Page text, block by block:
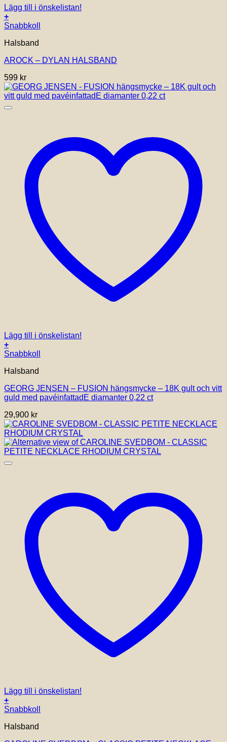
Lägg till i önskelistan!
+
Snabbkoll
Halsband
AROCK – DYLAN HALSBAND
599 kr
Lägg till i önskelistan!
+
Snabbkoll
Halsband
GEORG JENSEN – FUSION hängsmycke – 18K gult och vitt
guld med pavéinfattadE diamanter 0,22 ct
29,900 kr
Lägg till i önskelistan!
+
Snabbkoll
Halsband